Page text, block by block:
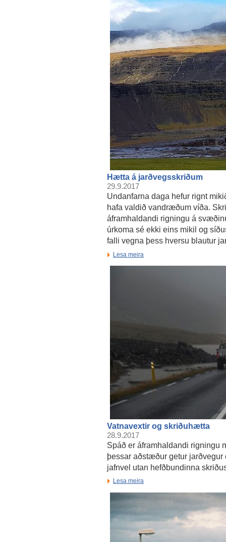
Hætta á jarðvegsskriðum
29.9.2017
Undanfarna daga hefur rignt
hafa valdið vandræðum víða.
áframhaldandi rigningu á
úrkoma sé ekki eins mikil og
falli vegna þess hversu blautur
Lesa meira
Vatnavextir og skriðuhætta
28.9.2017
Spáð er áframhaldandi rigningu
þessar aðstæður getur
jafnvel utan hefðbundinna
Lesa meira